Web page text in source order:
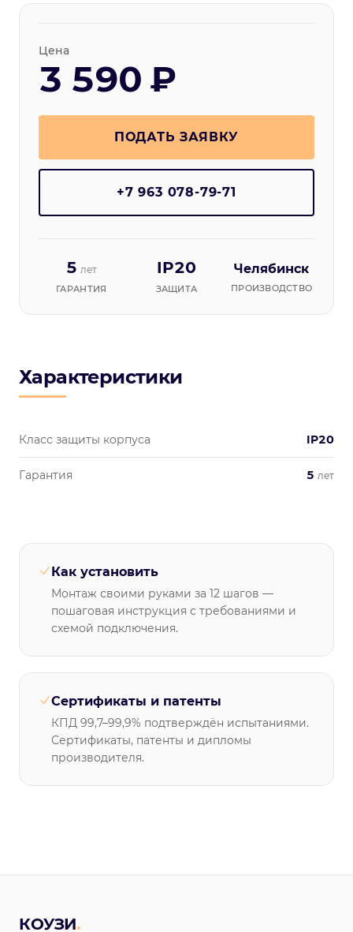
Цена
3 590 ₽
ПОДАТЬ ЗАЯВКУ
+7 963 078-79-71
5 лет
ГАРАНТИЯ
IP20
ЗАЩИТА
Челябинск
ПРОИЗВОДСТВО
Характеристики
Класс защиты корпуса IP20
Гарантия 5 лет
Как установить
Монтаж своими руками за 12 шагов —
пошаговая инструкция с требованиями и
схемой подключения.
Сертификаты и патенты
КПД 99,7–99,9% подтверждён испытаниями.
Сертификаты, патенты и дипломы
производителя.
КОУЗИ.